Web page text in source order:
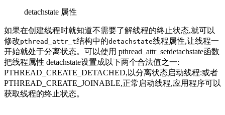
detachstate 属性
如果在创建线程时就知道不需要了解线程的终止状态,就可以
修改pthread_attr_t结构中的detachstate线程属性,让线程一
开始就处于分离状态。可以使用 pthread_attr_setdetachstate函数
把线程属性 detachstate设置成以下两个合法值之一:
PTHREAD_CREATE_DETACHED,以分离状态启动线程:或者
PTHREAD_CREATE_JOINABLE,正常启动线程,应用程序可以
获取线程的终止状态。